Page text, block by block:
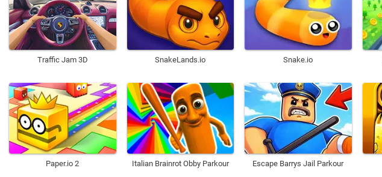
Traffic Jam 3D SnakeLands.io Snake.io
Paper.io 2 Italian Brainrot Obby Parkour Escape Barrys Jail Parkour